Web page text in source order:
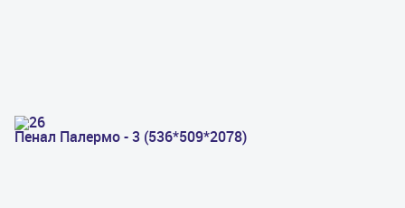
Пенал Палермо - 3 (536*509*2078)